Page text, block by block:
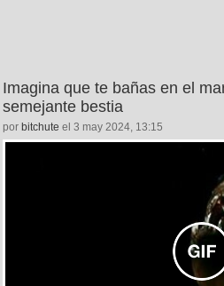
Imagina que te bañas en el
semejante bestia
por bitchute el 3 may 2024, 13:15